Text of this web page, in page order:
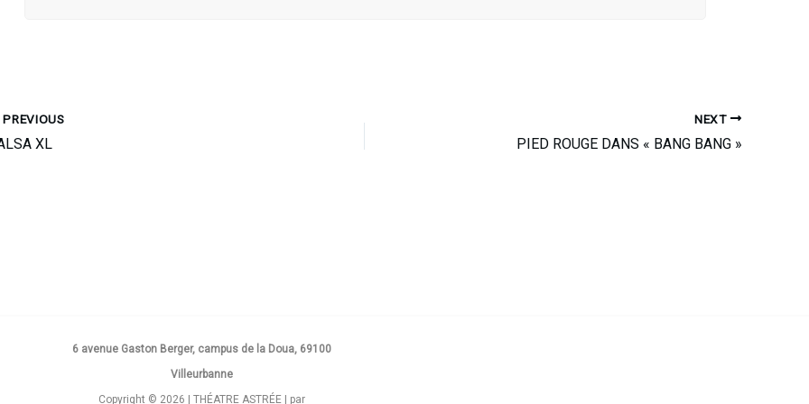
PREVIOUS
XL
NEXT
PIED ROUGE DANS « BANG BANG »
6 avenue Gaston Berger, campus de la Doua, 69100
Villeurbanne
Copyright © 2026 | THÉATRE ASTRÉE | par